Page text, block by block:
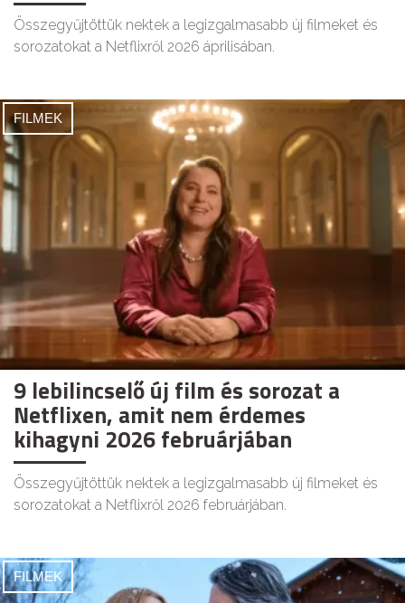
Összegyűjtöttük nektek a legizgalmasabb új filmeket és
sorozatokat a Netflixről 2026 áprilisában.
FILMEK
9 lebilincselő új film és sorozat a
Netflixen, amit nem érdemes
kihagyni 2026 februárjában
Összegyűjtöttük nektek a legizgalmasabb új filmeket és
sorozatokat a Netflixről 2026 februárjában.
FILMEK